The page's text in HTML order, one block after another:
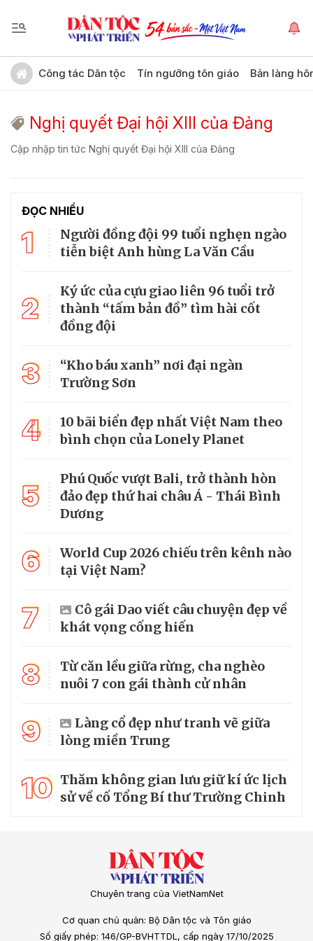
Công tác Dân tộc Tín ngưỡng tôn giáo Bản làng
Nghị quyết Đại hội XIII của Đảng
Cập nhập tin tức Nghị quyết Đại hội XIII của Đảng
ĐỌC NHIỀU
1
Người đồng đội 99 tuổi nghẹn ngào
tiễn biệt Anh hùng La Văn Cầu
2
Ký ức của cựu giao liên 96 tuổi trở
thành “tấm bản đồ” tìm hài cốt
đồng đội
3
“Kho báu xanh” nơi đại ngàn
Trường Sơn
4
10 bãi biển đẹp nhất Việt Nam theo
bình chọn của Lonely Planet
5
Phú Quốc vượt Bali, trở thành hòn
đảo đẹp thứ hai châu Á - Thái Bình
Dương
6
World Cup 2026 chiếu trên kênh nào
tại Việt Nam?
7
Cô gái Dao viết câu chuyện đẹp về
khát vọng cống hiến
8
Từ căn lều giữa rừng, cha nghèo
nuôi 7 con gái thành cử nhân
9
Làng cổ đẹp như tranh vẽ giữa
lòng miền Trung
10 Thăm không gian lưu giữ kí ức lịch
sử về cố Tổng Bí thư Trường Chinh
Chuyên trang của VietNamNet
Cơ quan chủ quản: Bộ Dân tộc và Tôn giáo
Số giấy phép: 146/GP-BVHTTDL, cấp ngày 17/10/2025